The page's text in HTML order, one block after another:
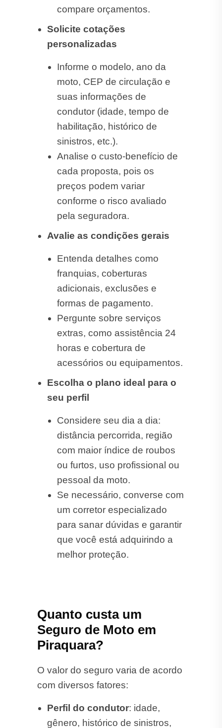
compare orçamentos.
Solicite cotações
personalizadas
Informe o modelo, ano da
moto, CEP de circulação e
suas informações de
condutor (idade, tempo de
habilitação, histórico de
sinistros, etc.).
Analise o custo-benefício de
cada proposta, pois os
preços podem variar
conforme o risco avaliado
pela seguradora.
Avalie as condições gerais
Entenda detalhes como
franquias, coberturas
adicionais, exclusões e
formas de pagamento.
Pergunte sobre serviços
extras, como assistência 24
horas e cobertura de
acessórios ou equipamentos.
Escolha o plano ideal para o
seu perfil
Considere seu dia a dia:
distância percorrida, região
com maior índice de roubos
ou furtos, uso profissional ou
pessoal da moto.
Se necessário, converse com
um corretor especializado
para sanar dúvidas e garantir
que você está adquirindo a
melhor proteção.
Quanto custa um
Seguro de Moto em
Piraquara?
O valor do seguro varia de acordo
com diversos fatores:
Perfil do condutor: idade,
gênero, histórico de sinistros,